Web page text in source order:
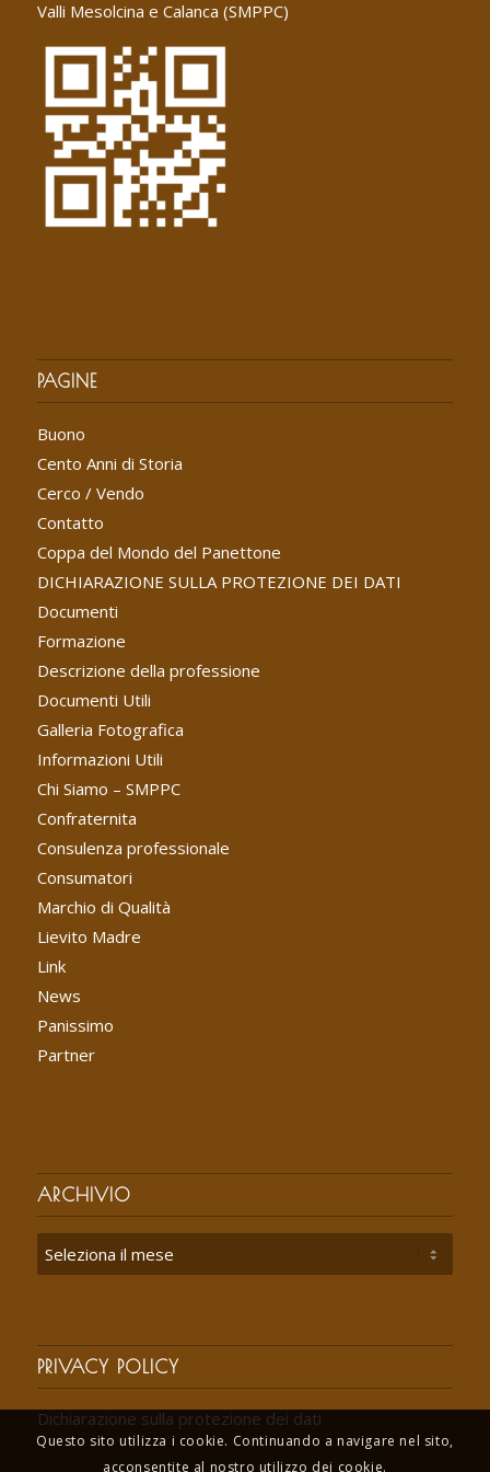
Valli Mesolcina e Calanca (SMPPC)
PAGINE
Buono
Cento Anni di Storia
Cerco / Vendo
Contatto
Coppa del Mondo del Panettone
DICHIARAZIONE SULLA PROTEZIONE DEI DATI
Documenti
Formazione
Descrizione della professione
Documenti Utili
Galleria Fotografica
Informazioni Utili
Chi Siamo – SMPPC
Confraternita
Consulenza professionale
Consumatori
Marchio di Qualità
Lievito Madre
Link
News
Panissimo
Partner
ARCHIVIO
PRIVACY POLICY
Dichiarazione sulla protezione dei dati
Questo sito utilizza i cookie. Continuando a navigare nel sito,
acconsentite al nostro utilizzo dei cookie.